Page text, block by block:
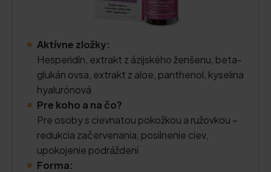
Aktívne zložky:
Hesperidín, extrakt z ázijského ženšenu, beta-
glukán ovsa, extrakt z aloe, panthenol, kyselina
hyalurónová
Pre koho a na čo?
Pre osoby s cievnatou pokožkou a ružovkou –
redukcia začervenania, posilnenie ciev,
upokojenie podráždení
Forma: